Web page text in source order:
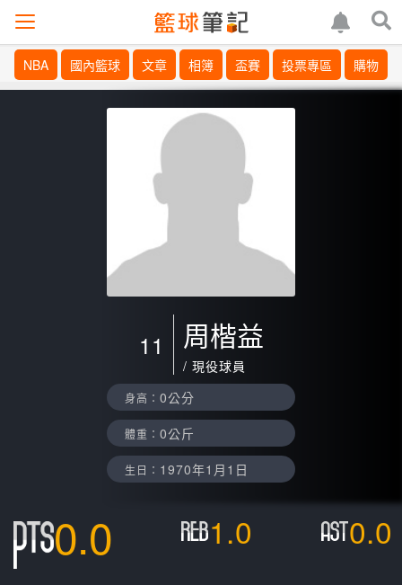
NBA 國內籃球 文章 相簿 盃賽 投票專區 購物
11 周楷益
/ 現役球員
身高： 0公分
體重： 0公斤
生日： 1970年1月1日
0.0 1.0 0.0